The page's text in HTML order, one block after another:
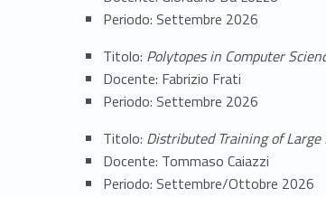
o
r
m
a
Periodo: Settembre 2026
Titolo: Polytopes in Computer
Docente: Fabrizio Frati
Periodo: Settembre 2026
Titolo: Distributed Training of Large
Docente: Tommaso Caiazzi
Periodo: Settembre/Ottobre 2026